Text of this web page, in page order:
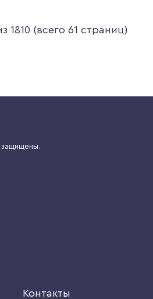
1810 (всего 61 страниц)
Контакты